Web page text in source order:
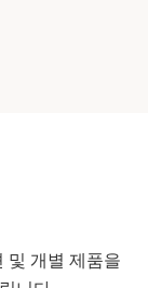
및 개별 제품을